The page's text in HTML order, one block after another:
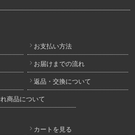
お支払い方法
お届けまでの流れ
返品・交換について
商品について
カートを見る